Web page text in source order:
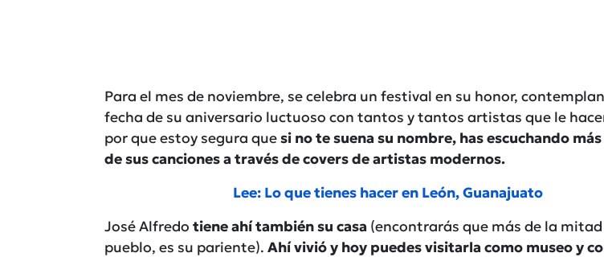
Para el mes de noviembre, se celebra un festival en su honor,
fecha de su aniversario luctuoso con tantos y tantos artistas que le
por que estoy segura quesi no te suena su nombre, has escuchando
de sus canciones a través de covers de artistas modernos.
Lee: Lo que tienes hacer en León, Guanajuato
José Alfredo tiene ahí también su casa (encontrarás que más de la
pueblo, es su pariente). Ahí vivió y hoy puedes visitarla como museo y